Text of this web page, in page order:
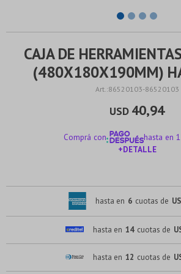
CAJA DE
(480X180X190MM)
86520103-86520103
USD 40,94
Comprá con
hasta en
+DETALLE
hasta en 6 cuotas de
hasta en 14 cuotas de
hasta en 12 cuotas de